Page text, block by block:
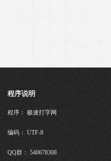
程序说明
程序： 极速打字网
编码： UTF-8
QQ群： 540678308